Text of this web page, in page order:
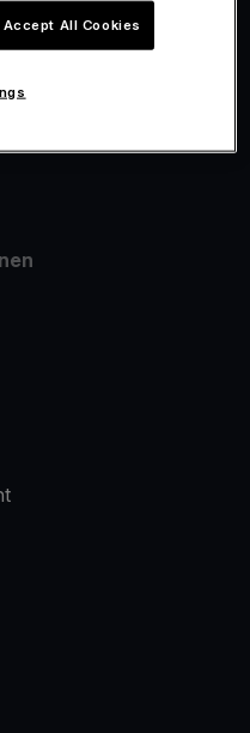
Accept All Cookies